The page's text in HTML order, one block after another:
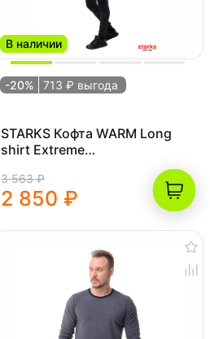
В наличии
-20% 713 ₽ выгода
STARKS Кофта WARM Long
shirt Extreme
3 563 ₽
2 850 ₽